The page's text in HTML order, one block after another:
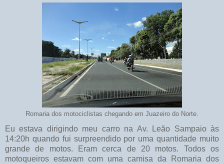
Romaria dos motociclistas chegando em Juazeiro do Norte.
Eu estava dirigindo meu carro na Av. Leão Sampaio às
14:20h quando fui surpreendido por uma quantidade muito
grande de motos. Eram cerca de 20 motos. Todos os
motoqueiros estavam com uma camisa da Romaria dos